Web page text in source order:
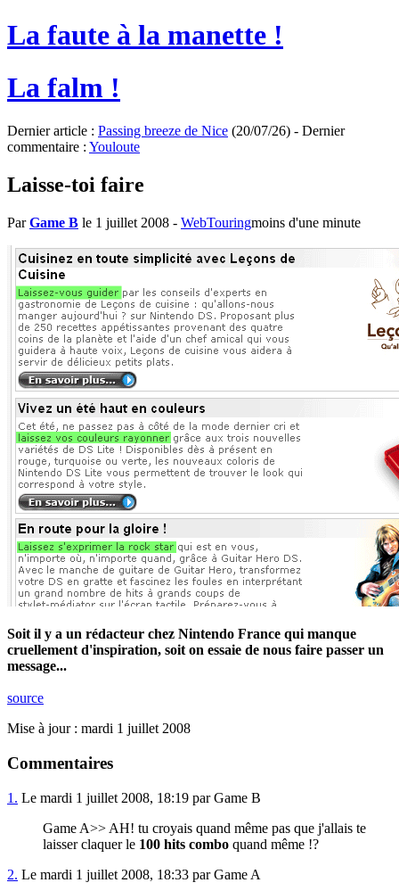
La faute à la manette !
La falm !
Dernier article : Passing breeze de Nice (20/07/26) - Dernier
commentaire : Youloute
Laisse-toi faire
ParGame B le 1 juillet 2008 - WebTouringmoins d'une minute
Soit il y a un rédacteur chez Nintendo France qui manque
cruellement d'inspiration, soit on essaie de nous faire passer un
message...
source
Mise à jour : mardi 1 juillet 2008
Commentaires
1. Le mardi 1 juillet 2008, 18:19 par Game B
Game A>> AH! tu croyais quand même pas que j'allais te
laisser claquer le 100 hits combo quand même !?
2. Le mardi 1 juillet 2008, 18:33 par Game A